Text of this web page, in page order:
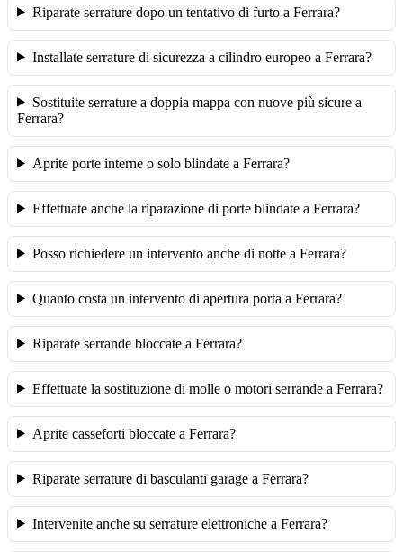
Riparate serrature dopo un tentativo di furto a Ferrara?
Installate serrature di sicurezza a cilindro europeo a Ferrara?
Sostituite serrature a doppia mappa con nuove più sicure a
Ferrara?
Aprite porte interne o solo blindate a Ferrara?
Effettuate anche la riparazione di porte blindate a Ferrara?
Posso richiedere un intervento anche di notte a Ferrara?
Quanto costa un intervento di apertura porta a Ferrara?
Riparate serrande bloccate a Ferrara?
Effettuate la sostituzione di molle o motori serrande a Ferrara?
Aprite casseforti bloccate a Ferrara?
Riparate serrature di basculanti garage a Ferrara?
Intervenite anche su serrature elettroniche a Ferrara?